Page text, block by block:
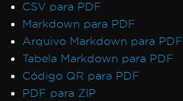
CSV para PDF
Markdown para PDF
Arquivo Markdown para PDF
Tabela Markdown para PDF
Código QR para PDF
PDF para ZIP